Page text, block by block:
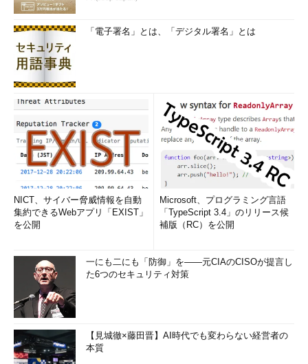
「電子署名」とは、「デジタル署名」とは
NICT、サイバー脅威情報を自動
集約できるWebアプリ「EXIST」
を公開
Microsoft、プログラミング言語
「TypeScript 3.4」のリリース候
補版（RC）を公開
一にも二にも「防御」を――元CIAのCISOが提言し
た6つのセキュリティ対策
【見城徹×藤田晋】AI時代でも変わらない経営者の
本質